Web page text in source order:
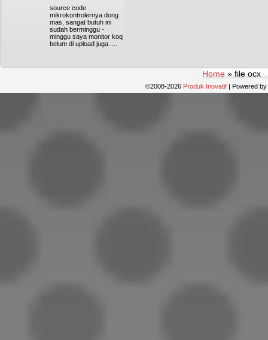
source code
mikrokontrolernya dong
mas, sangat butuh ini
sudah berminggu -
minggu saya monitor koq
belum di upload juga.....
Home» file ocx
©2008-2026 Produk Inovatif | Powered by